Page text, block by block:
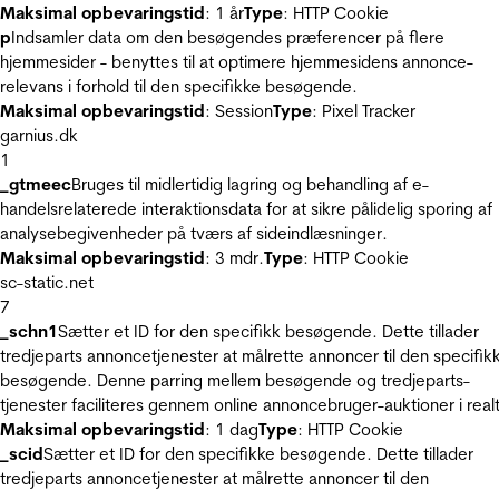
Maksimal opbevaringstid: 1 årType: HTTP Cookie
pIndsamler data om den besøgendes præferencer på flere
hjemmesider - benyttes til at optimere hjemmesidens annonce-
relevans i forhold til den specifikke besøgende.
Maksimal opbevaringstid: SessionType: Pixel Tracker
garnius.dk
1
_gtmeecBruges til midlertidig lagring og behandling af e-
handelsrelaterede interaktionsdata for at sikre pålidelig sporing af
analysebegivenheder på tværs af sideindlæsninger.
Maksimal opbevaringstid: 3 mdr.Type: HTTP Cookie
sc-static.net
7
_schn1Sætter et ID for den specifikk besøgende. Dette tillader
tredjeparts annoncetjenester at målrette annoncer til den
besøgende. Denne parring mellem besøgende og tredjeparts-
tjenester faciliteres gennem online annoncebruger-auktioner i
Maksimal opbevaringstid: 1 dagType: HTTP Cookie
_scidSætter et ID for den specifikke besøgende. Dette tillader
tredjeparts annoncetjenester at målrette annoncer til den